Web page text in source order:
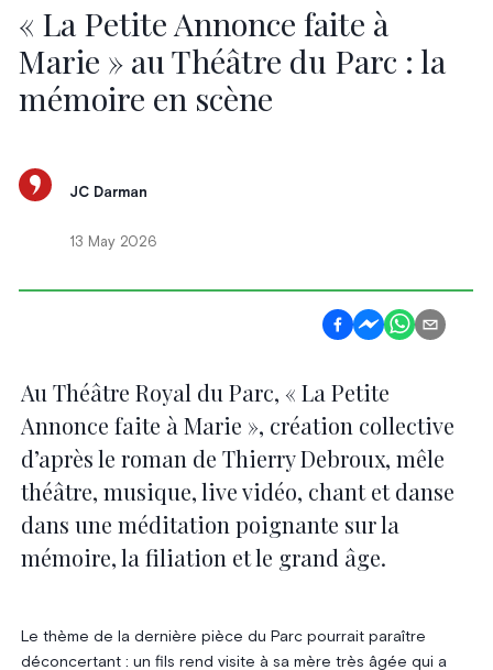
« La Petite Annonce faite à
Marie » au Théâtre du Parc : la
mémoire en scène
JC Darman
13 May 2026
Au Théâtre Royal du Parc, « La Petite
Annonce faite à Marie », création collective
d’après le roman de Thierry Debroux, mêle
théâtre, musique, live vidéo, chant et danse
dans une méditation poignante sur la
mémoire, la filiation et le grand âge.
Le thème de la dernière pièce du Parc pourrait paraître
déconcertant : un fils rend visite à sa mère très âgée qui a